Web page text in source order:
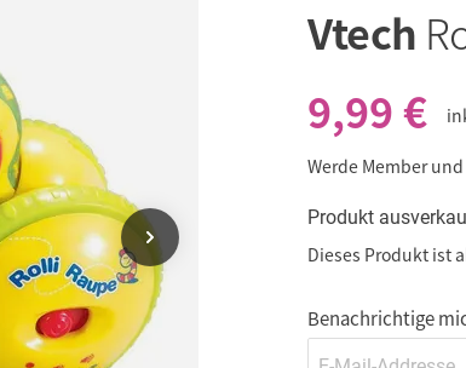
Vtech
9,99 €
Werde Member
Produkt
Dieses Produkt ist
Benachrichtige